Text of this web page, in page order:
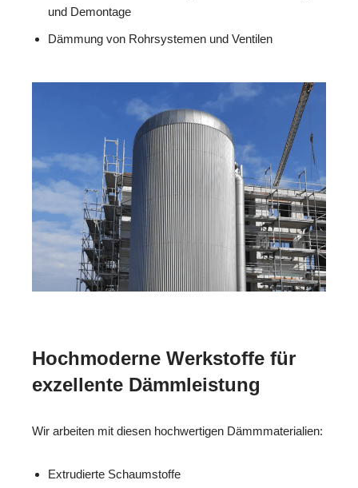
und Demontage
Dämmung von Rohrsystemen und Ventilen
Hochmoderne Werkstoffe für
exzellente Dämmleistung
Wir arbeiten mit diesen hochwertigen Dämmmaterialien:
Extrudierte Schaumstoffe